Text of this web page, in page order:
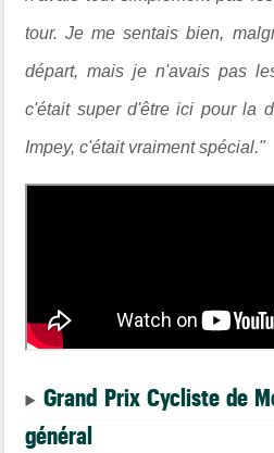
tour. Je me sentais bien,
départ, mais je n'avais pas
c'était super d'être ici pour la
Impey, c'était vraiment spécial."
Grand Prix Cycliste de
général